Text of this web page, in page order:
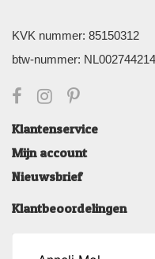
KVK nummer: 85150312
btw-nummer:
Klantenservice
Mijn account
Nieuwsbrief
Klantbeoordelingen